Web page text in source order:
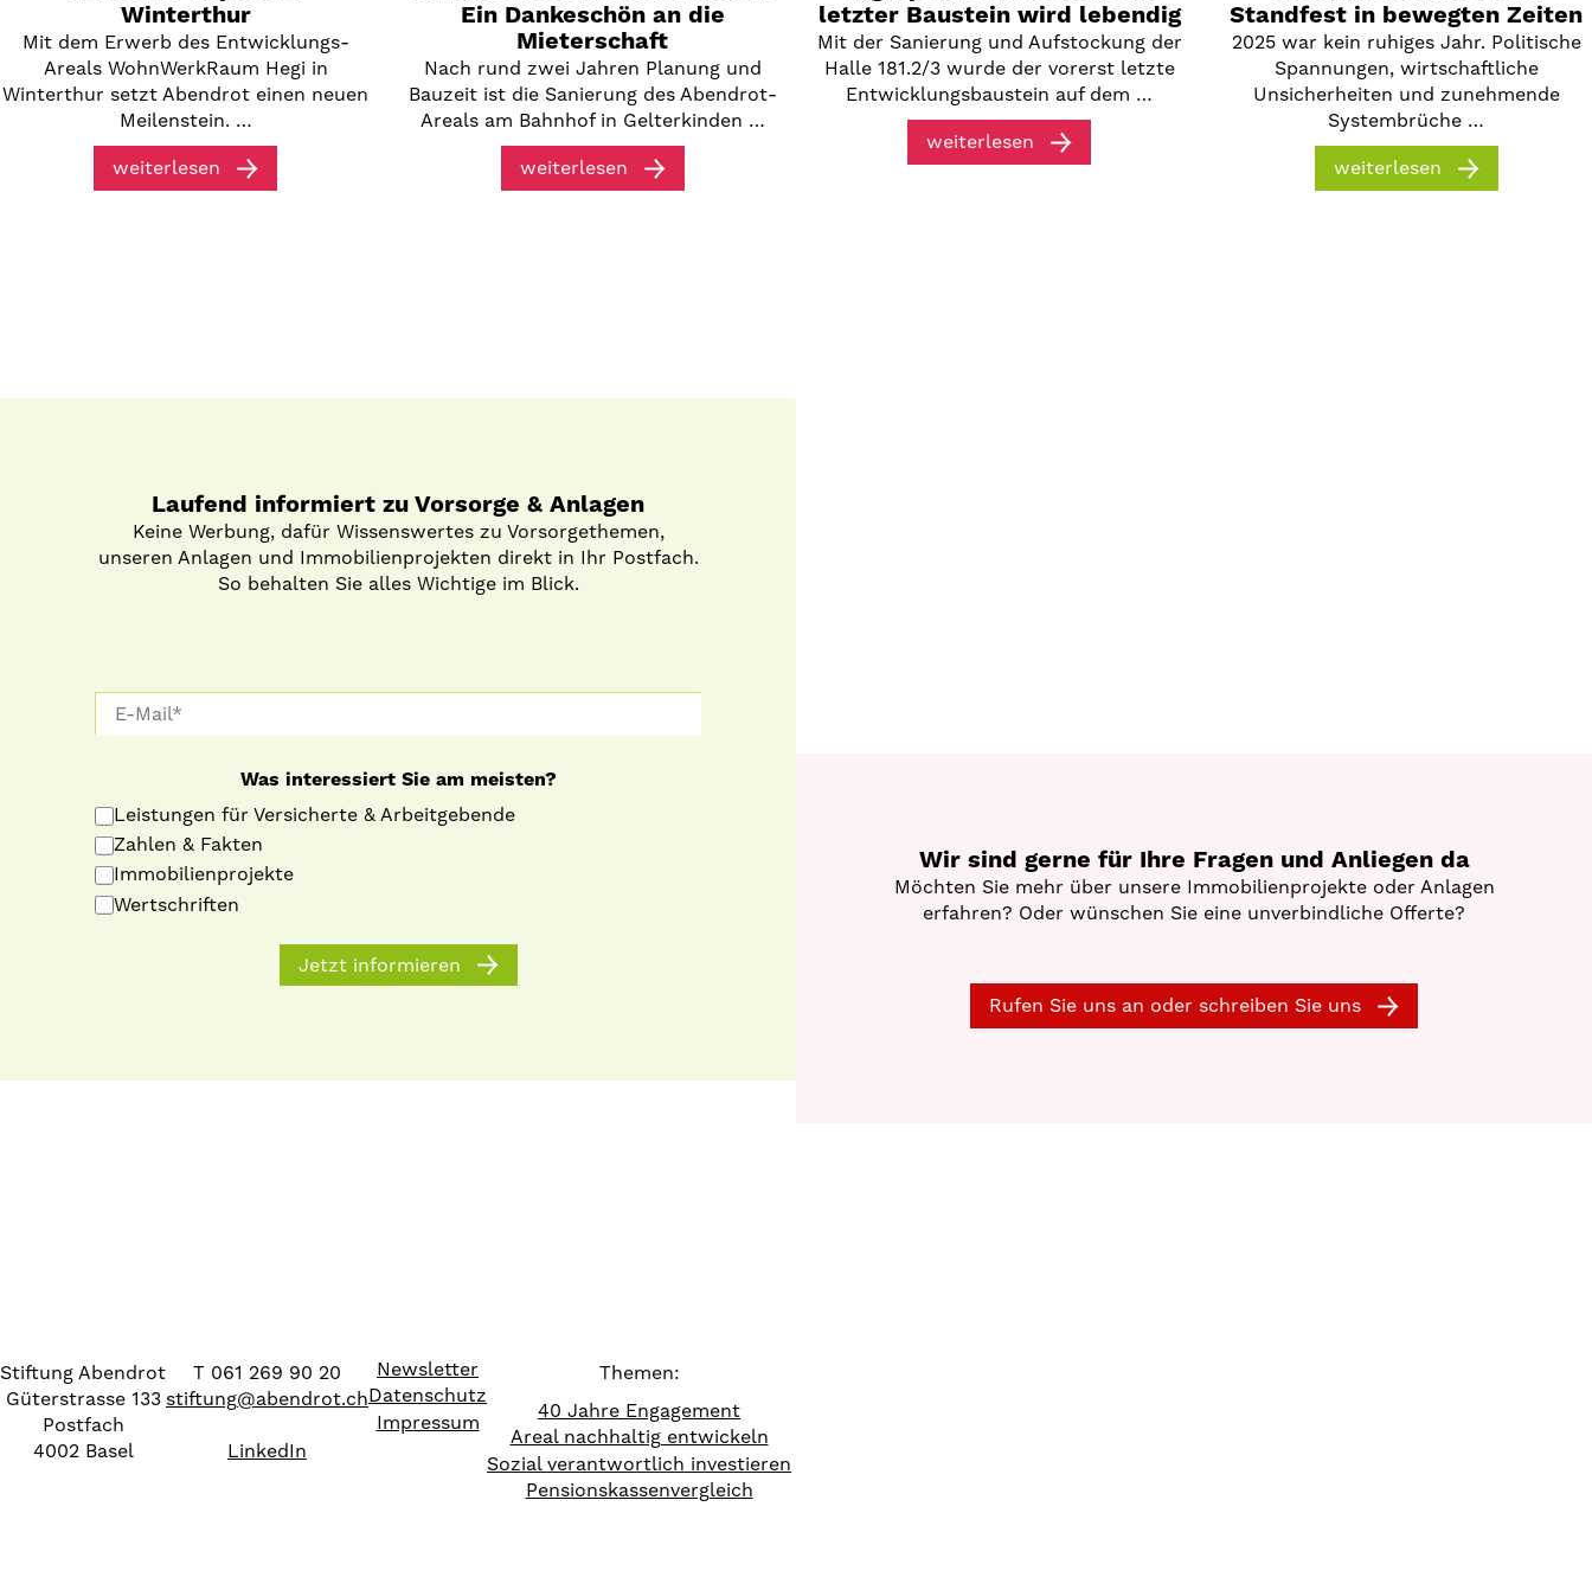
Winterthur
Mit dem Erwerb des Entwicklungs-
Areals WohnWerkRaum Hegi in
Winterthur setzt Abendrot einen neuen
Meilenstein. …
weiterlesen
Ein Dankeschön an die
Mieterschaft
Nach rund zwei Jahren Planung und
Bauzeit ist die Sanierung des Abendrot-
Areals am Bahnhof in Gelterkinden …
weiterlesen
letzter Baustein wird lebendig
Mit der Sanierung und Aufstockung der
Halle 181.2/3 wurde der vorerst letzte
Entwicklungsbaustein auf dem …
weiterlesen
Standfest in bewegten Zeiten
2025 war kein ruhiges Jahr. Politische
Spannungen, wirtschaftliche
Unsicherheiten und zunehmende
Systembrüche …
weiterlesen
Laufend informiert zu Vorsorge & Anlagen
Keine Werbung, dafür Wissenswertes zu Vorsorgethemen,
unseren Anlagen und Immobilienprojekten direkt in Ihr Postfach.
So behalten Sie alles Wichtige im Blick.
Was interessiert Sie am meisten?
Leistungen für Versicherte & Arbeitgebende
Zahlen & Fakten
Immobilienprojekte
Wertschriften
Jetzt informieren
Wir sind gerne für Ihre Fragen und Anliegen da
Möchten Sie mehr über unsere Immobilienprojekte oder Anlagen
erfahren? Oder wünschen Sie eine unverbindliche Offerte?
Rufen Sie uns an oder schreiben Sie uns
Stiftung Abendrot
Güterstrasse 133
Postfach
4002 Basel
T 061 269 90 20
stiftung@abendrot.ch
LinkedIn
Newsletter
Datenschutz
Impressum
Themen:
40 Jahre Engagement
Areal nachhaltig entwickeln
Sozial verantwortlich investieren
Pensionskassenvergleich